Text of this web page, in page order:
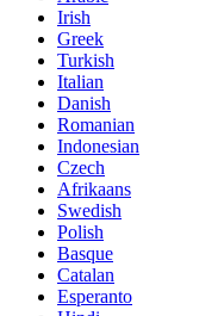
Irish
Greek
Turkish
Italian
Danish
Romanian
Indonesian
Czech
Afrikaans
Swedish
Polish
Basque
Catalan
Esperanto